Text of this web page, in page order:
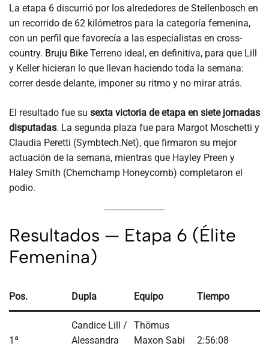
La etapa 6 discurrió por los alrededores de Stellenbosch en
un recorrido de 62 kilómetros para la categoría femenina,
con un perfil que favorecía a las especialistas en cross-
country. Bruju Bike Terreno ideal, en definitiva, para que Lill
y Keller hicieran lo que llevan haciendo toda la semana:
correr desde delante, imponer su ritmo y no mirar atrás.
El resultado fue su sexta victoria de etapa en siete jornadas
disputadas. La segunda plaza fue para Margot Moschetti y
Claudia Peretti (Symbtech.Net), que firmaron su mejor
actuación de la semana, mientras que Hayley Preen y
Haley Smith (Chemchamp Honeycomb) completaron el
podio.
Resultados — Etapa 6 (Élite
Femenina)
Pos. Dupla Equipo Tiempo
1ª
Candice Lill /
Alessandra
Thömus
Maxon Sabi
2:56:08